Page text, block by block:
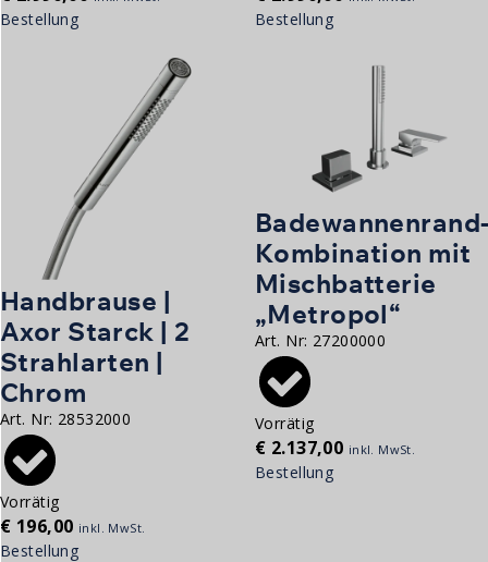
Bestellung Bestellung
Handbrause |
Axor Starck | 2
Strahlarten |
Chrom
Art. Nr: 28532000
Vorrätig
€ 196,00 inkl. MwSt.
Bestellung
Kombination mit
Mischbatterie
„Metropol“
Art. Nr: 27200000
Vorrätig
€ 2.137,00 inkl. MwSt.
Bestellung